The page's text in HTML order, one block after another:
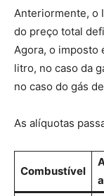
Anteriormente, o
do preço total
Agora, o imposto
litro, no caso da
no caso do gás
As alíquotas
Combustível